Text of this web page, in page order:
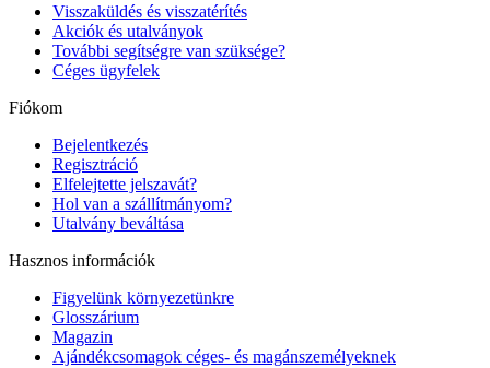
Visszaküldés és visszatérítés
Akciók és utalványok
További segítségre van szüksége?
Céges ügyfelek
Fiókom
Bejelentkezés
Regisztráció
Elfelejtette jelszavát?
Hol van a szállítmányom?
Utalvány beváltása
Hasznos információk
Figyelünk környezetünkre
Glosszárium
Magazin
Ajándékcsomagok céges- és magánszemélyeknek